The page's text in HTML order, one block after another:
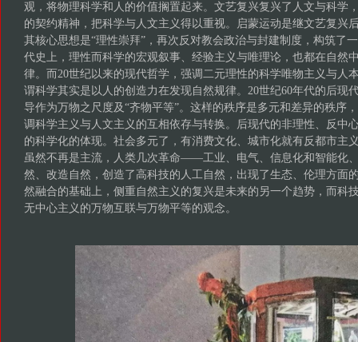
观，将物理科学和人的价值搁置起来。文艺复兴复兴了人文与科学
的契约精神，把科学与人文主义得以重视。启蒙运动是继文艺复兴
其核心思想是“理性崇拜”，再次反对教会政治与封建制度，构筑了
代史上，理性而科学的宏观叙事、经验主义与唯理论，也都在自然
律。而20世纪以来的现代哲学，强调二元理性的科学唯物主义与人
谓科学其实是以人的创造力在发现自然规律。20世纪60年代的后现
导作为万物之尺度及“齐物平等”。这样的秩序是多元和差异的秩序
调科学主义与人文主义的互相依存与转换。后现代的非理性、反中
的科学化的体现。社会多元了，有消费文化、城市化就有反都市主
虽然不再是主流，人类几次革命——工业、电气、信息化和智能化
然、改造自然，创造了高科技的人工自然，出现了生态、伦理方面
然融合的基础上，侧重自然主义的复兴是未来的另一个趋势，而科
无中心主义的万物互联与万物平等的观念。